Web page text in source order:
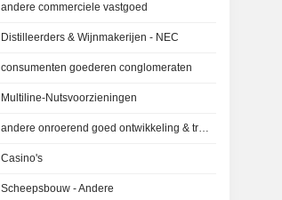
andere commerciele vastgoed
Distilleerders & Wijnmakerijen - NEC
consumenten goederen conglomeraten
Multiline-Nutsvoorzieningen
andere onroerend goed ontwikkeling & transacties
Casino's
Scheepsbouw - Andere